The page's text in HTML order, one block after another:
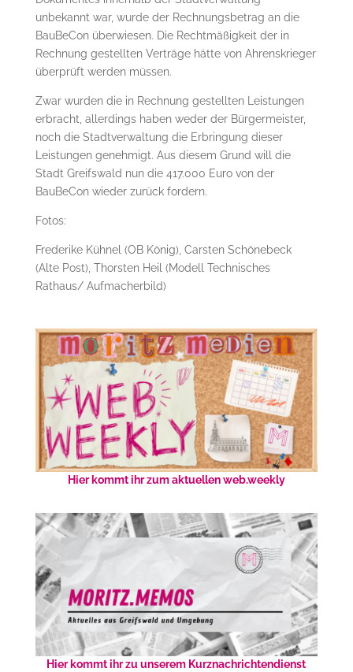
unbekannt war, wurde der Rechnungsbetrag an die
BauBeCon überwiesen. Die Rechtmäßigkeit der in
Rechnung gestellten Verträge hätte von Ahrenskrieger
überprüft werden müssen.
Zwar wurden die in Rechnung gestellten Leistungen
erbracht, allerdings haben weder der Bürgermeister,
noch die Stadtverwaltung die Erbringung dieser
Leistungen genehmigt. Aus diesem Grund will die
Stadt Greifswald nun die 417.000 Euro von der
BauBeCon wieder zurück fordern.
Fotos:
Frederike Kühnel (OB König), Carsten Schönebeck
(Alte Post), Thorsten Heil (Modell Technisches
Rathaus/ Aufmacherbild)
Hier kommt ihr zum aktuellen web.weekly
Hier kommt ihr zu unserem Kurznachrichtendienst